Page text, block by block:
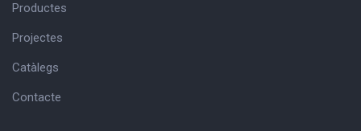
Productes
Projectes
Catàlegs
Contacte